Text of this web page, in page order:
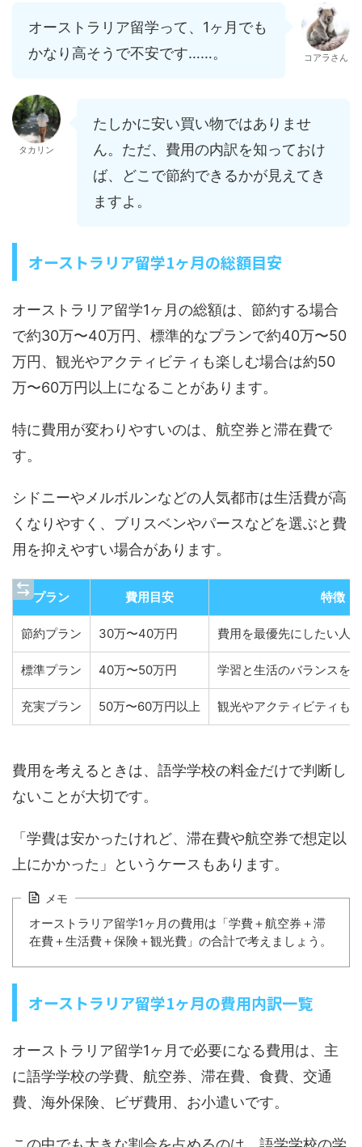
オーストラリア留学って、1ヶ月でも
かなり高そうで不安です……。
コアラさん
タカリン
たしかに安い買い物ではありませ
ん。ただ、費用の内訳を知っておけ
ば、どこで節約できるかが見えてき
ますよ。
オーストラリア留学1ヶ月の総額目安
オーストラリア留学1ヶ月の総額は、節約する場合
で約30万〜40万円、標準的なプランで約40万〜50
万円、観光やアクティビティも楽しむ場合は約50
万〜60万円以上になることがあります。
特に費用が変わりやすいのは、航空券と滞在費で
す。
シドニーやメルボルンなどの人気都市は生活費が高
くなりやすく、ブリスベンやパースなどを選ぶと費
用を抑えやすい場合があります。
プラン 費用目安 特徴
節約プラン 30万〜40万円 費用を最優先にしたい人
標準プラン 40万〜50万円 学習と生活のバランスを
充実プラン 50万〜60万円以上 観光やアクティビティも
費用を考えるときは、語学学校の料金だけで判断し
ないことが大切です。
「学費は安かったけれど、滞在費や航空券で想定以
上にかかった」というケースもあります。
メモ
オーストラリア留学1ヶ月の費用は「学費＋航空券＋滞
在費＋生活費＋保険＋観光費」の合計で考えましょう。
オーストラリア留学1ヶ月の費用内訳一覧
オーストラリア留学1ヶ月で必要になる費用は、主
に語学学校の学費、航空券、滞在費、食費、交通
費、海外保険、ビザ費用、お小遣いです。